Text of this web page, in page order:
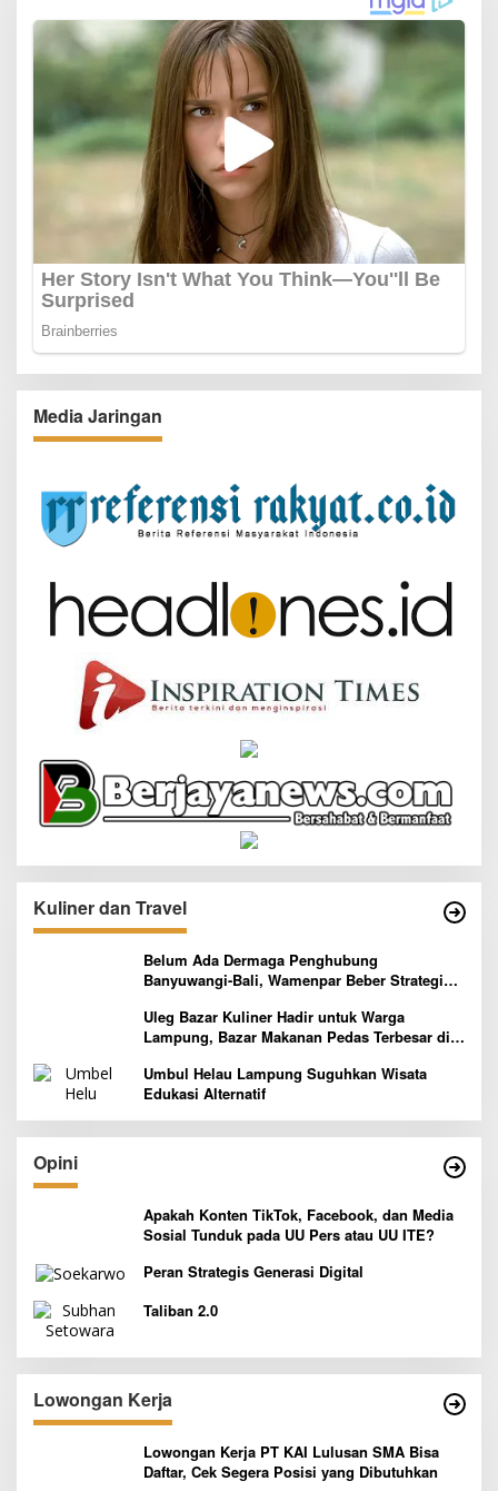
Media Jaringan
Kuliner dan Travel
Belum Ada Dermaga Penghubung
Banyuwangi-Bali, Wamenpar Beber Strategi
Uleg Bazar Kuliner Hadir untuk Warga
Lampung, Bazar Makanan Pedas Terbesar di
Umbul Helau Lampung Suguhkan Wisata
Edukasi Alternatif
Opini
Apakah Konten TikTok, Facebook, dan Media
Sosial Tunduk pada UU Pers atau UU ITE?
Peran Strategis Generasi Digital
Taliban 2.0
Lowongan Kerja
Lowongan Kerja PT KAI Lulusan SMA Bisa
Daftar, Cek Segera Posisi yang Dibutuhkan